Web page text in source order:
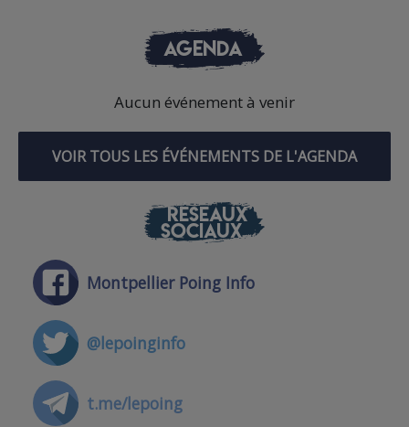
AGENDA
Aucun événement à venir
VOIR TOUS LES ÉVÉNEMENTS DE L'AGENDA
RÉSEAUX
SOCIAUX
Montpellier Poing Info
@lepoinginfo
t.me/lepoing